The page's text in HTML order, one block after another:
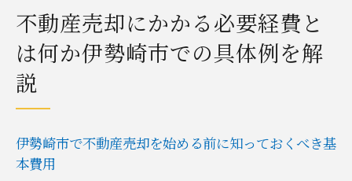
売却前に確認すべきその他の不動産関連費
用
策
不動産売却にかかる必要経費と
は何か伊勢崎市での具体例を解
説
伊勢崎市で不動産売却を始める前に知っておくべき基
本費用